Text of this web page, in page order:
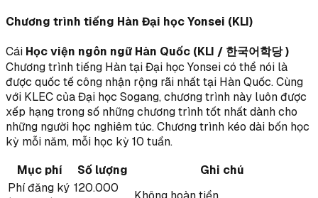
Chương trình tiếng Hàn Đại học Yonsei (KLI)
Cái Học viện ngôn ngữ Hàn Quốc (KLI / 한국어학당 )
Chương trình tiếng Hàn tại Đại học Yonsei có thể nói là
được quốc tế công nhận rộng rãi nhất tại Hàn Quốc. Cùng
với KLEC của Đại học Sogang, chương trình này luôn được
xếp hạng trong số những chương trình tốt nhất dành cho
những người học nghiêm túc. Chương trình kéo dài bốn học
kỳ mỗi năm, mỗi học kỳ 10 tuần.
Mục phí
Số lượng
Ghi chú
Phí đăng ký 120.000